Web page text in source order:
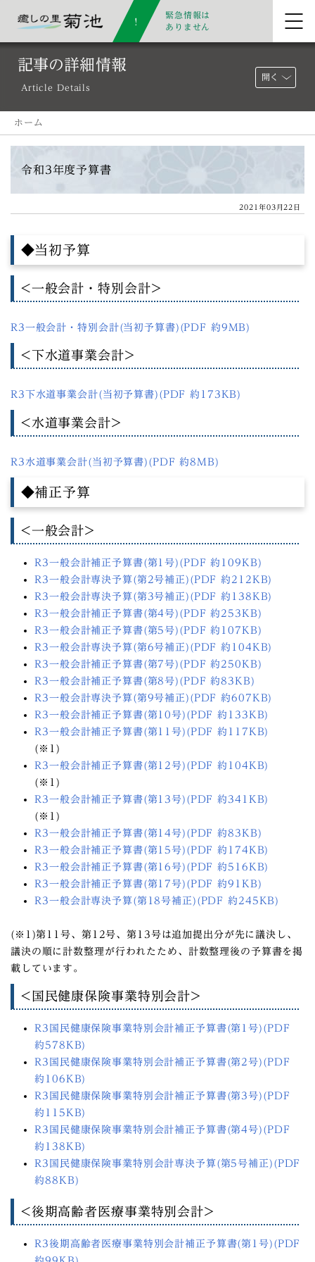
緊急情報は
ありません
記事の詳細情報
Article Details
開く
ホーム
令和3年度予算書
2021年03月22日
◆当初予算
<一般会計・特別会計>
R3一般会計・特別会計(当初予算書)(PDF 約9MB)
<下水道事業会計>
R3下水道事業会計(当初予算書)(PDF 約173KB)
<水道事業会計>
R3水道事業会計(当初予算書)(PDF 約8MB)
◆補正予算
<一般会計>
R3一般会計補正予算書(第1号)(PDF 約109KB)
R3一般会計専決予算(第2号補正)(PDF 約212KB)
R3一般会計専決予算(第3号補正)(PDF 約138KB)
R3一般会計補正予算書(第4号)(PDF 約253KB)
R3一般会計補正予算書(第5号)(PDF 約107KB)
R3一般会計専決予算(第6号補正)(PDF 約104KB)
R3一般会計補正予算書(第7号)(PDF 約250KB)
R3一般会計補正予算書(第8号)(PDF 約83KB)
R3一般会計専決予算(第9号補正)(PDF 約607KB)
R3一般会計補正予算書(第10号)(PDF 約133KB)
R3一般会計補正予算書(第11号)(PDF 約117KB)
(※1)
R3一般会計補正予算書(第12号)(PDF 約104KB)
(※1)
R3一般会計補正予算書(第13号)(PDF 約341KB)
(※1)
R3一般会計補正予算書(第14号)(PDF 約83KB)
R3一般会計補正予算書(第15号)(PDF 約174KB)
R3一般会計補正予算書(第16号)(PDF 約516KB)
R3一般会計補正予算書(第17号)(PDF 約91KB)
R3一般会計専決予算(第18号補正)(PDF 約245KB)
(※1)第11号、第12号、第13号は追加提出分が先に議決し、
議決の順に計数整理が行われたため、計数整理後の予算書を掲
載しています。
<国民健康保険事業特別会計>
R3国民健康保険事業特別会計補正予算書(第1号)(PDF
約578KB)
R3国民健康保険事業特別会計補正予算書(第2号)(PDF
約106KB)
R3国民健康保険事業特別会計補正予算書(第3号)(PDF
約115KB)
R3国民健康保険事業特別会計補正予算書(第4号)(PDF
約138KB)
R3国民健康保険事業特別会計専決予算(第5号補正)(PDF
約88KB)
<後期高齢者医療事業特別会計>
R3後期高齢者医療事業特別会計補正予算書(第1号)(PDF